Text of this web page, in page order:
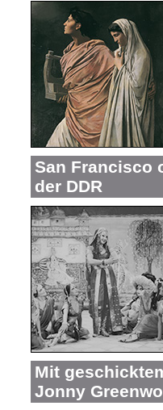
San Francisco
der DDR
Mit
Jonny